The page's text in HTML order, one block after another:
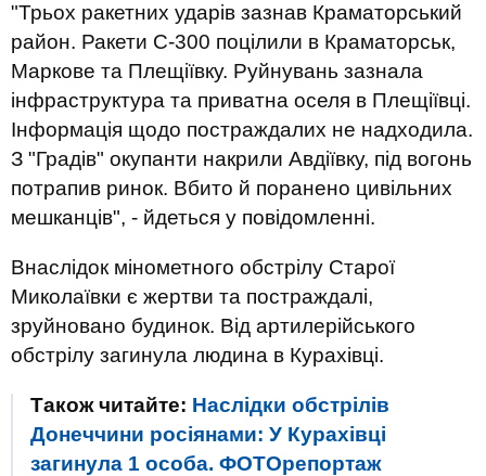
"Трьох ракетних ударів зазнав Краматорський
район. Ракети С-300 поцілили в Краматорськ,
Маркове та Плещіївку. Руйнувань зазнала
інфраструктура та приватна оселя в Плещіївці.
Інформація щодо постраждалих не надходила.
З "Градів" окупанти накрили Авдіївку, під вогонь
потрапив ринок. Вбито й поранено цивільних
мешканців", - йдеться у повідомленні.
Внаслідок мінометного обстрілу Старої
Миколаївки є жертви та постраждалі,
зруйновано будинок. Від артилерійського
обстрілу загинула людина в Курахівці.
Також читайте: Наслідки обстрілів
Донеччини росіянами: У Курахівці
загинула 1 особа. ФОТОрепортаж